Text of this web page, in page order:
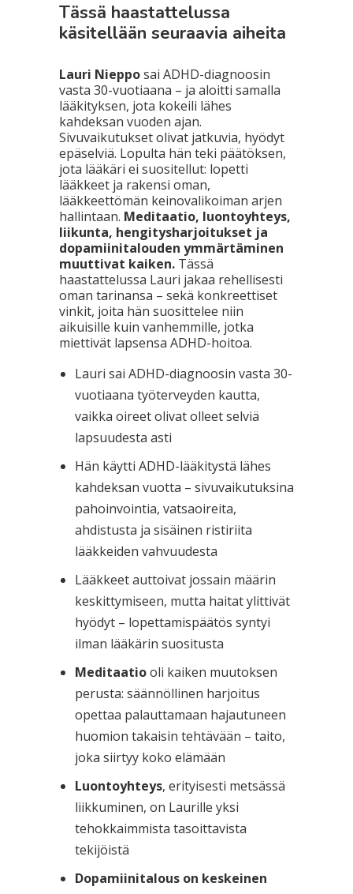
Tässä haastattelussa
käsitellään seuraavia aiheita
Lauri Niepposai ADHD-diagnoosin
vasta 30-vuotiaana – ja aloitti samalla
lääkityksen, jota kokeili lähes
kahdeksan vuoden ajan.
Sivuvaikutukset olivat jatkuvia, hyödyt
epäselviä. Lopulta hän teki päätöksen,
jota lääkäri ei suositellut: lopetti
lääkkeet ja rakensi oman,
lääkkeettömän keinovalikoiman arjen
hallintaan. Meditaatio, luontoyhteys,
liikunta, hengitysharjoitukset ja
dopamiinitalouden ymmärtäminen
muuttivat kaiken.Tässä
haastattelussa Lauri jakaa rehellisesti
oman tarinansa – sekä konkreettiset
vinkit, joita hän suosittelee niin
aikuisille kuin vanhemmille, jotka
miettivät lapsensa ADHD-hoitoa.
Lauri sai ADHD-diagnoosin vasta 30-
vuotiaana työterveyden kautta,
vaikka oireet olivat olleet selviä
lapsuudesta asti
Hän käytti ADHD-lääkitystä lähes
kahdeksan vuotta – sivuvaikutuksina
pahoinvointia, vatsaoireita,
ahdistusta ja sisäinen ristiriita
lääkkeiden vahvuudesta
Lääkkeet auttoivat jossain määrin
keskittymiseen, mutta haitat ylittivät
hyödyt – lopettamispäätös syntyi
ilman lääkärin suositusta
Meditaatiooli kaiken muutoksen
perusta: säännöllinen harjoitus
opettaa palauttamaan hajautuneen
huomion takaisin tehtävään – taito,
joka siirtyy koko elämään
Luontoyhteys, erityisesti metsässä
liikkuminen, on Laurille yksi
tehokkaimmista tasoittavista
tekijöistä
Dopamiinitalous on keskeinen